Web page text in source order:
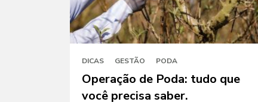
DICAS GESTÃO PODA
Operação de Poda: tudo que
você precisa saber.